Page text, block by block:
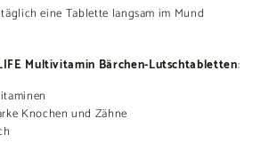
eine Tablette langsam im Mund
Multivitamin Bärchen-Lutschtabletten:
Knochen und Zähne